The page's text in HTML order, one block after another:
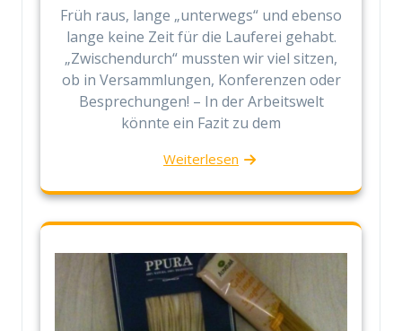
Früh raus, lange „unterwegs“ und ebenso
lange keine Zeit für die Lauferei gehabt.
„Zwischendurch“ mussten wir viel sitzen,
ob in Versammlungen, Konferenzen oder
Besprechungen! – In der Arbeitswelt
könnte ein Fazit zu dem
Weiterlesen